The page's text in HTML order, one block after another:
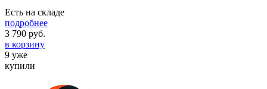
Есть на складе
подробнее
3 790 руб.
в корзину
9 уже
купили